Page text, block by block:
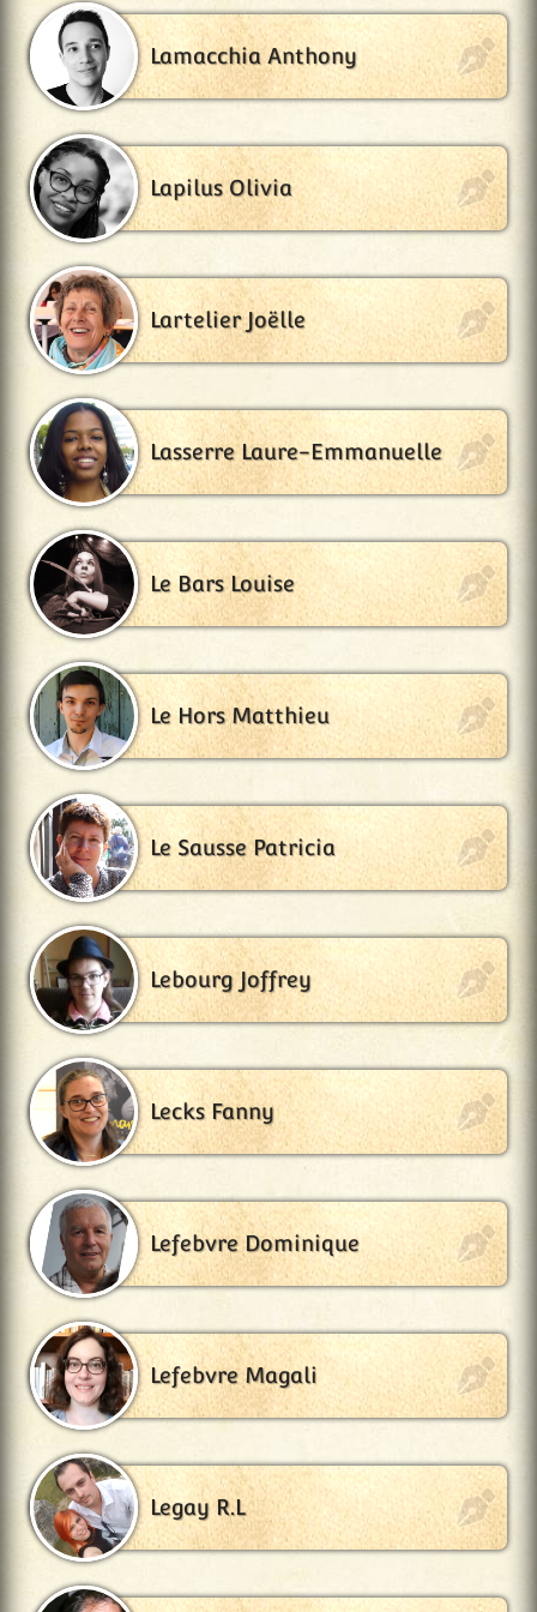
Lamacchia Anthony
Lapilus Olivia
Lartelier Joëlle
Lasserre Laure-Emmanuelle
Le Bars Louise
Le Hors Matthieu
Le Sausse Patricia
Lebourg Joffrey
Lecks Fanny
Lefebvre Dominique
Lefebvre Magali
Legay R.L